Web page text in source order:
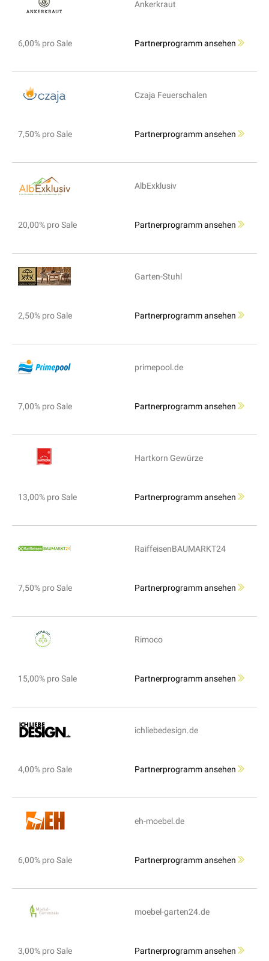
Ankerkraut
6,00% pro Sale Partnerprogramm ansehen
Czaja Feuerschalen
7,50% pro Sale Partnerprogramm ansehen
AlbExklusiv
20,00% pro Sale Partnerprogramm ansehen
Garten-Stuhl
2,50% pro Sale Partnerprogramm ansehen
primepool.de
7,00% pro Sale Partnerprogramm ansehen
Hartkorn Gewürze
13,00% pro Sale Partnerprogramm ansehen
RaiffeisenBAUMARKT24
7,50% pro Sale Partnerprogramm ansehen
Rimoco
15,00% pro Sale Partnerprogramm ansehen
ichliebedesign.de
4,00% pro Sale Partnerprogramm ansehen
eh-moebel.de
6,00% pro Sale Partnerprogramm ansehen
moebel-garten24.de
3,00% pro Sale Partnerprogramm ansehen